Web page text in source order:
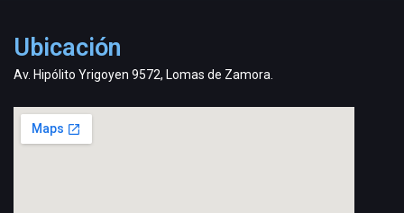
Ubicación
Av. Hipólito Yrigoyen 9572, Lomas de Zamora.